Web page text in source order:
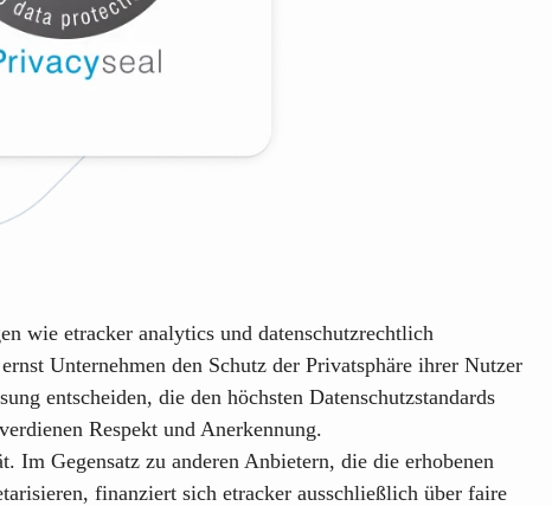
wie etracker analytics und datenschutzrechtlich
Unternehmen den Schutz der Privatsphäre ihrer Nutzer
entscheiden, die den höchsten Datenschutzstandards
Respekt und Anerkennung.
Im Gegensatz zu anderen Anbietern, die die erhobenen
finanziert sich etracker ausschließlich über faire